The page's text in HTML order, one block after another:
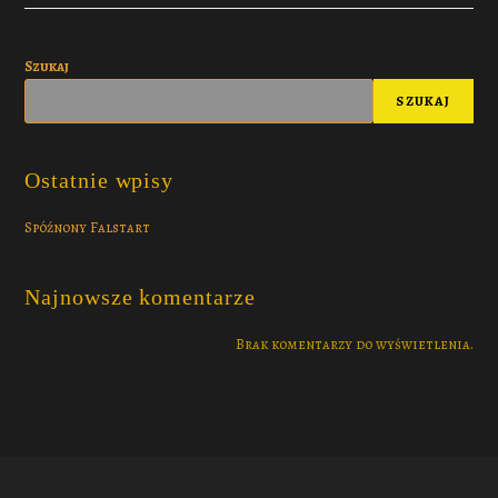
Szukaj
SZUKAJ
Ostatnie wpisy
Spóźnony Falstart
Najnowsze komentarze
Brak komentarzy do wyświetlenia.